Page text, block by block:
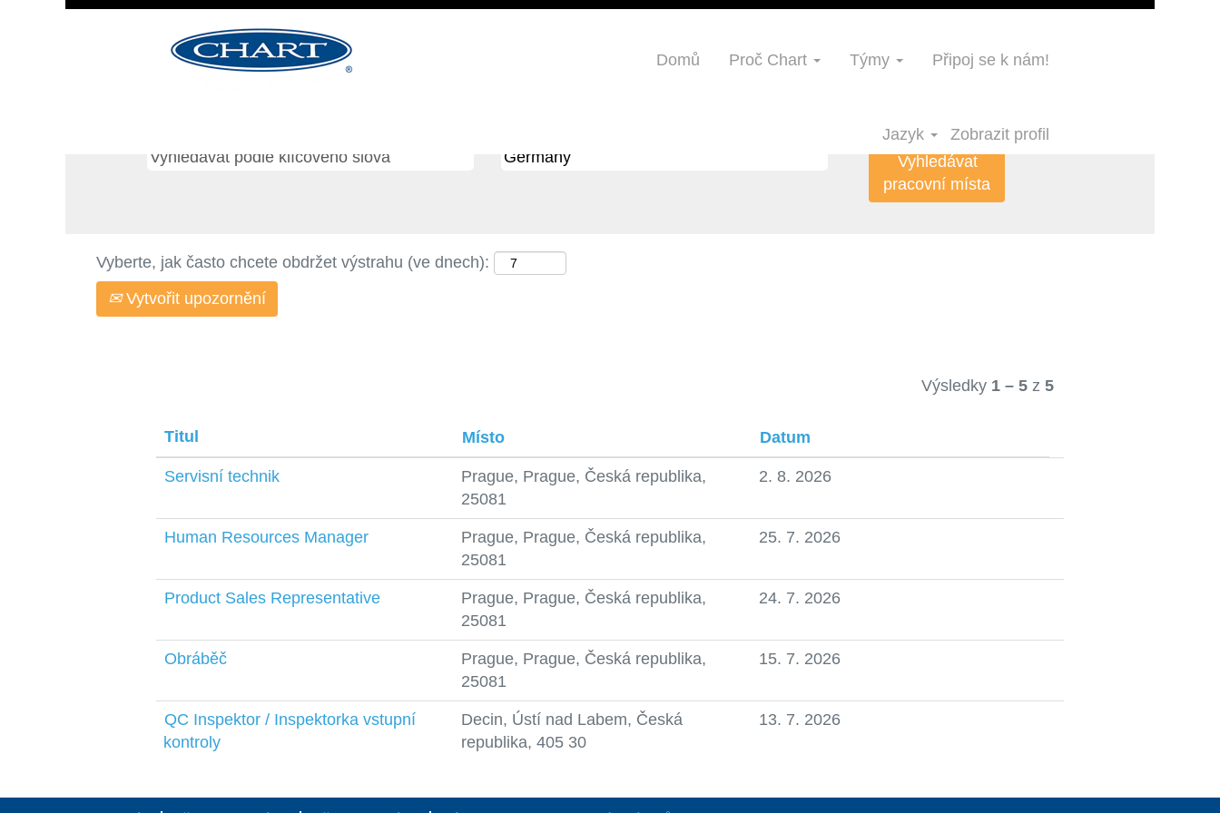
Domů Proč Chart Týmy Připoj se k nám!
Jazyk Zobrazit profil
Výsledky hledání pro
Žádná volná pracovní místa v současnosti neodpovídají „
Vyberte, jak často chcete obdržet výstrahu (ve dnech):
Vytvořit upozornění
Výsledky 1 – 5 z 5
Titul Místo Datum
Servisní technik
Prague, Prague, Česká republika,
25081
2. 8. 2026
Human Resources Manager
Prague, Prague, Česká republika,
25081
25. 7. 2026
Product Sales Representative
Prague, Prague, Česká republika,
25081
24. 7. 2026
Obráběč
Prague, Prague, Česká republika,
25081
15. 7. 2026
QC Inspektor / Inspektorka vstupní
kontroly
Decin, Ústí nad Labem, Česká
republika, 405 30
13. 7. 2026